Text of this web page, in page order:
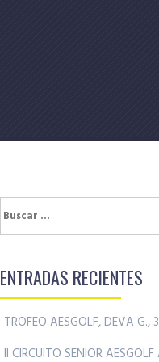
Buscar:
ENTRADAS RECIENTES
TROFEO AESGOLF, DEVA G.,
II CIRCUITO SENIOR